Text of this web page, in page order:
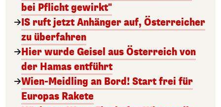
bei Pflicht gewirkt"
IS ruft jetzt Anhänger auf, Österreicher
zu überfahren
Hier wurde Geisel aus Österreich von
der Hamas entführt
Wien-Meidling an Bord! Start frei für
Europas Rakete